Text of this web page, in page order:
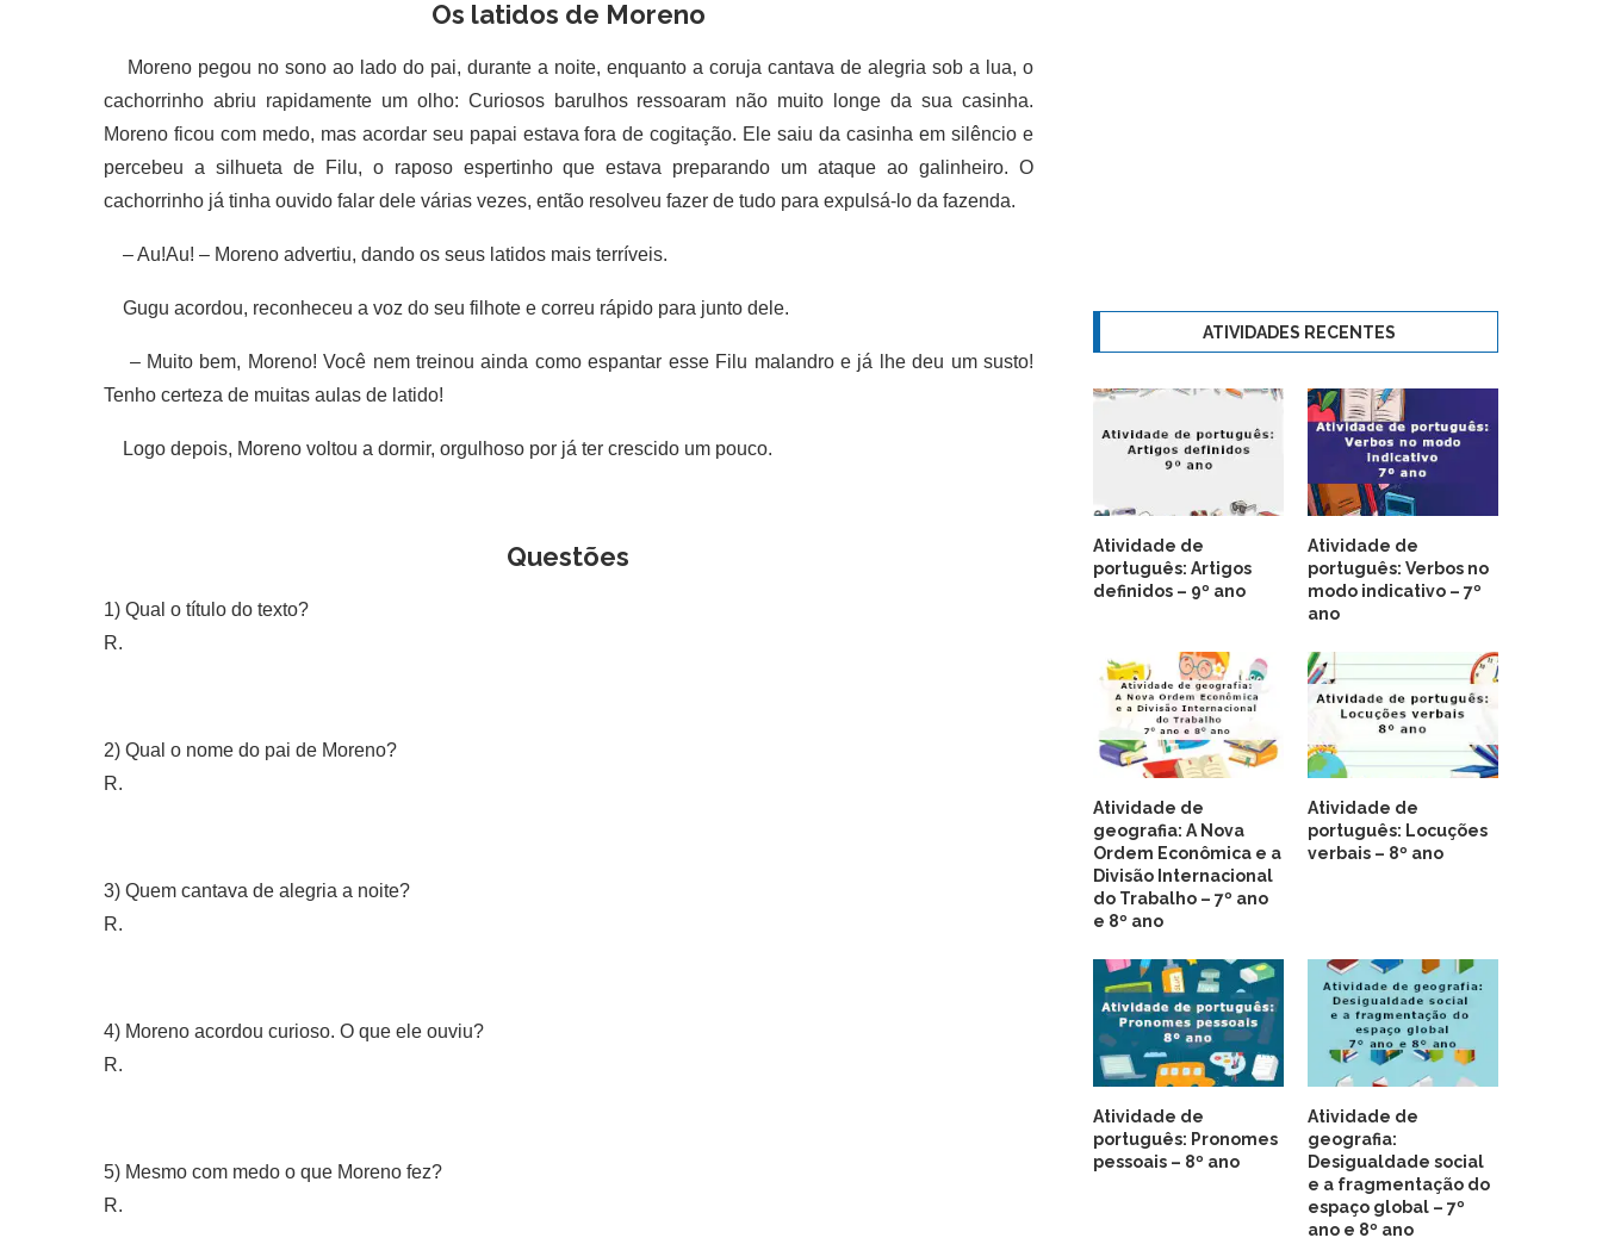
Os latidos de Moreno
Moreno pegou no sono ao lado do pai, durante a noite, enquanto a coruja cantava de alegria sob a lua, o
cachorrinho abriu rapidamente um olho: Curiosos barulhos ressoaram não muito longe da sua casinha.
Moreno ficou com medo, mas acordar seu papai estava fora de cogitação. Ele saiu da casinha em silêncio e
percebeu a silhueta de Filu, o raposo espertinho que estava preparando um ataque ao galinheiro. O
cachorrinho já tinha ouvido falar dele várias vezes, então resolveu fazer de tudo para expulsá-lo da fazenda.
– Au!Au! – Moreno advertiu, dando os seus latidos mais terríveis.
Gugu acordou, reconheceu a voz do seu filhote e correu rápido para junto dele.
– Muito bem, Moreno! Você nem treinou ainda como espantar esse Filu malandro e já lhe deu um susto!
Tenho certeza de muitas aulas de latido!
Logo depois, Moreno voltou a dormir, orgulhoso por já ter crescido um pouco.
Questões
1) Qual o título do texto?
R.
2) Qual o nome do pai de Moreno?
R.
3) Quem cantava de alegria a noite?
R.
4) Moreno acordou curioso. O que ele ouviu?
R.
5) Mesmo com medo o que Moreno fez?
R.
ATIVIDADES RECENTES
Atividade de
português: Artigos
definidos – 9º ano
Atividade de
português: Verbos no
modo indicativo – 7º
ano
Atividade de
geografia: A Nova
Ordem Econômica e a
Divisão Internacional
do Trabalho – 7º ano
e 8º ano
Atividade de
português: Locuções
verbais – 8º ano
Atividade de
português: Pronomes
pessoais – 8º ano
Atividade de
geografia:
Desigualdade social
e a fragmentação do
espaço global – 7º
ano e 8º ano